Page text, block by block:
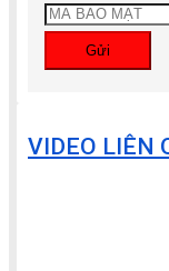
Gửi
VIDEO LIÊN